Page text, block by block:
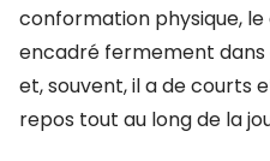
conformation physique,
encadré fermement dans
et, souvent, il a de courts
repos tout au long de la